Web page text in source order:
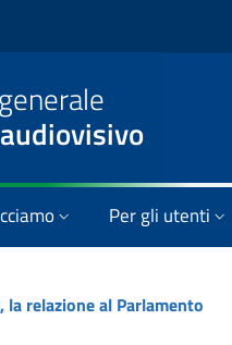
Per gli utenti
la relazione al Parlamento